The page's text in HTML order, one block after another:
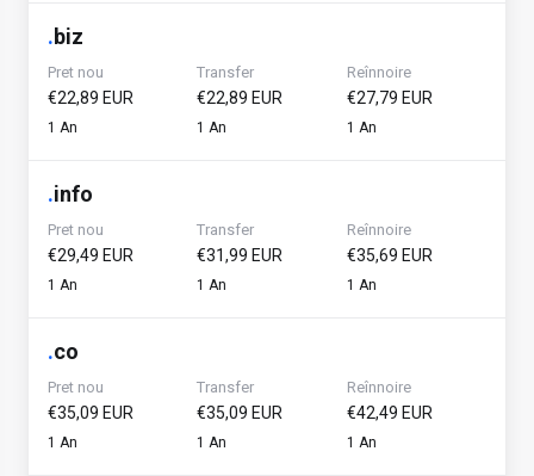
.biz
Pret nou
€22,89 EUR
1 An
Transfer
€22,89 EUR
1 An
Reînnoire
€27,79 EUR
1 An
.info
Pret nou
€29,49 EUR
1 An
Transfer
€31,99 EUR
1 An
Reînnoire
€35,69 EUR
1 An
.co
Pret nou
€35,09 EUR
1 An
Transfer
€35,09 EUR
1 An
Reînnoire
€42,49 EUR
1 An